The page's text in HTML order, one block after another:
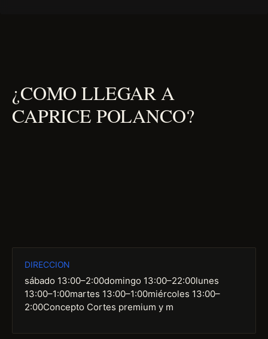
¿COMO LLEGAR A
CAPRICE POLANCO?
DIRECCION
sábado 13:00–2:00domingo 13:00–22:00lunes
13:00–1:00martes 13:00–1:00miércoles 13:00–
2:00Concepto Cortes premium y m